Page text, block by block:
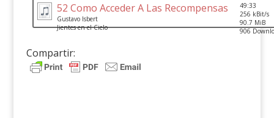
52 Como Acceder A Las Recompensas
Gustavo Isbert
Jientes en el Cielo
49:33
256 kBit/s
90.7 MiB
906
Compartir: